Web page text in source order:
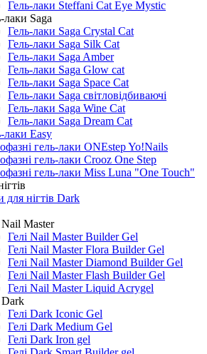
Гель-лаки Steffani Cat Eye Mystic
лаки Saga
Гель-лаки Saga Crystal Cat
Гель-лаки Saga Silk Cat
Гель-лаки Saga Amber
Гель-лаки Saga Glow cat
Гель-лаки Saga Space Cat
Гель-лаки Saga світловідбиваючі
Гель-лаки Saga Wine Cat
Гель-лаки Saga Dream Cat
лаки Easy
гель-лаки ONEstep Yo!Nails
гель-лаки Crooz One Step
гель-лаки Miss Luna "One Touch"
для нігтів Dark
Nail Master
Гелі Nail Master Builder Gel
Гелі Nail Master Flora Builder Gel
Гелі Nail Master Diamond Builder Gel
Гелі Nail Master Flash Builder Gel
Гелі Nail Master Liquid Acrygel
Dark
Гелі Dark Iconic Gel
Гелі Dark Medium Gel
Гелі Dark Iron gel